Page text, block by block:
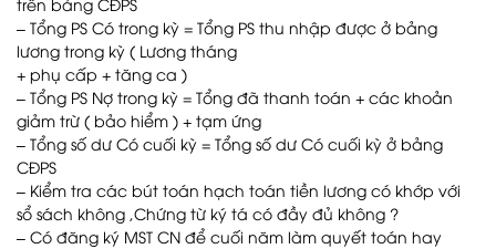
– Tổng PS Có trong kỳ = Tổng PS thu nhập được ở bảng
lương trong kỳ ( Lương tháng
+ phụ cấp + tăng ca )
– Tổng PS Nợ trong kỳ = Tổng đã thanh toán + các khoản
giảm trừ ( bảo hiểm ) + tạm ứng
– Tổng số dư Có cuối kỳ = Tổng số dư Có cuối kỳ ở bảng
CĐPS
– Kiểm tra các bút toán hạch toán tiền lương có khớp với
sổ sách không ,Chứng từ ký tá có đầy đủ không ?
– Có đăng ký MST CN để cuối năm làm quyết toán hay